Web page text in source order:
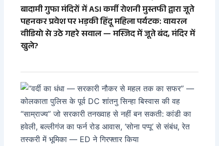
बादामी गुफा मंदिरों में ASI कर्मी रोशनी मुस्तफी द्वारा जूते
पहनकर प्रवेश पर भड़की हिंदू महिला पर्यटक: वायरल
वीडियो से उठे गहरे सवाल — मस्जिद में जूते बंद, मंदिर में
खुले?